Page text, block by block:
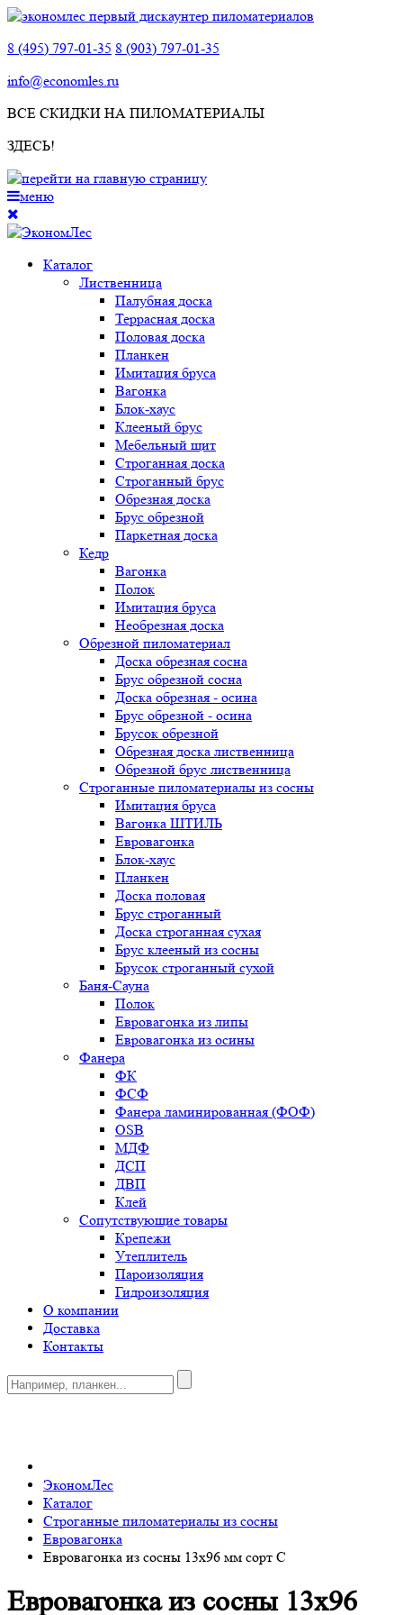
8 (495) 797-01-35 8 (903) 797-01-35
info@economles.ru
ВСЕ СКИДКИ НА ПИЛОМАТЕРИАЛЫ
ЗДЕСЬ!
меню
Каталог
Лиственница
Палубная доска
Террасная доска
Половая доска
Планкен
Имитация бруса
Вагонка
Блок-хаус
Клееный брус
Мебельный щит
Строганная доска
Строганный брус
Обрезная доска
Брус обрезной
Паркетная доска
Кедр
Вагонка
Полок
Имитация бруса
Необрезная доска
Обрезной пиломатериал
Доска обрезная сосна
Брус обрезной сосна
Доска обрезная - осина
Брус обрезной - осина
Брусок обрезной
Обрезная доска лиственница
Обрезной брус лиственница
Строганные пиломатериалы из сосны
Имитация бруса
Вагонка ШТИЛЬ
Евровагонка
Блок-хаус
Планкен
Доска половая
Брус строганный
Доска строганная сухая
Брус клееный из сосны
Брусок строганный сухой
Баня-Сауна
Полок
Евровагонка из липы
Евровагонка из осины
Фанера
ФК
ФСФ
Фанера ламинированная (ФОФ)
OSB
МДФ
ДСП
ДВП
Клей
Сопутствующие товары
Крепежи
Утеплитель
Пароизоляция
Гидроизоляция
О компании
Доставка
Контакты
ЭкономЛес
Каталог
Строганные пиломатериалы из сосны
Евровагонка
Евровагонка из сосны 13х96 мм сорт C
Евровагонка из сосны 13х96